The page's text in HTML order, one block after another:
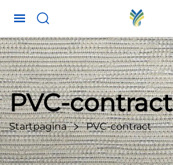
PVC-contract
Startpagina PVC-contract